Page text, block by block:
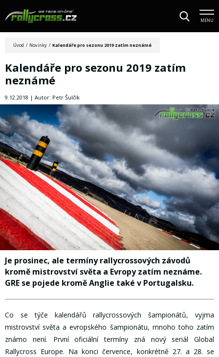
MENU
Úvod / Novinky / Kalendáře pro sezonu 2019 zatím neznámé
Kalendáře pro sezonu 2019 zatím
neznámé
9.12.2018 | Autor: Petr Šulčík
Je prosinec, ale termíny rallycrossových závodů
kromě mistrovství světa a Evropy zatím neznáme.
GRE se pojede kromě Anglie také v Portugalsku.
Co se týče kalendářů rallycrossových šampionátů, vyjma
mistrovství světa a evropského šampionátu, mnoho toho zatím
známo není. První oficiální termíny zná nový seriál Global
Rallycross Europe. Na konci července, konkrétně 27. a 28. se